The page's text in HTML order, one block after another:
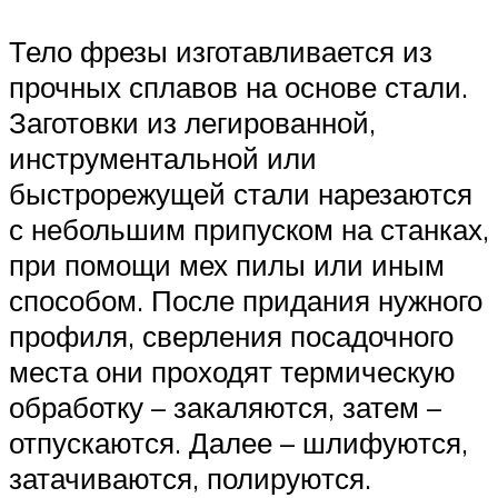
Тело фрезы изготавливается из
прочных сплавов на основе стали.
Заготовки из легированной,
инструментальной или
быстрорежущей стали нарезаются
с небольшим припуском на станках,
при помощи мех пилы или иным
способом. После придания нужного
профиля, сверления посадочного
места они проходят термическую
обработку – закаляются, затем –
отпускаются. Далее – шлифуются,
затачиваются, полируются.